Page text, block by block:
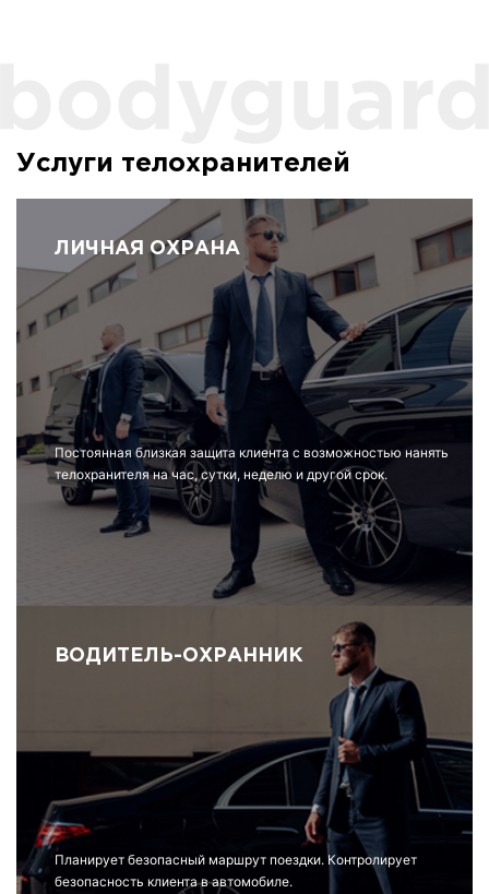
Услуги телохранителей
ЛИЧНАЯ ОХРАНА
Постоянная близкая защита клиента с возможностью нанять
телохранителя на час, сутки, неделю и другой срок.
ВОДИТЕЛЬ-ОХРАННИК
Планирует безопасный маршрут поездки. Контролирует
безопасность клиента в автомобиле.